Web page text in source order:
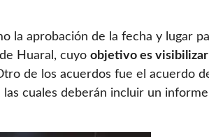
la aprobación de la fecha y lugar
Huaral, cuyo objetivo es visibilizar
de los acuerdos fue el acuerdo
cuales deberán incluir un informe